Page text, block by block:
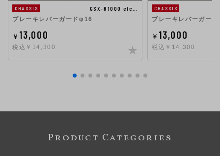
CHASSIS
GSX-R1000 etc…
ブレーキレバーガードφ16
￥ 13,000
税込￥14,300
CHASSIS
ブレーキレバーガード
￥ 13,000
税込￥14,300
Product Categories